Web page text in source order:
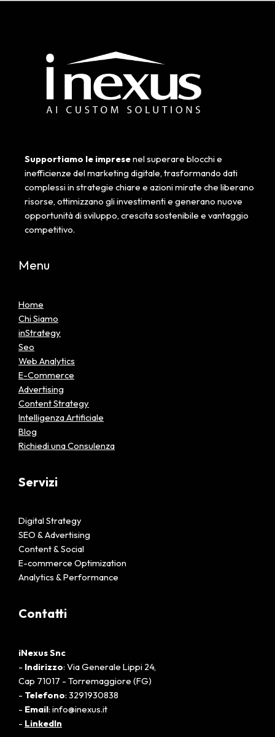
Supportiamo le impresenel superare blocchi e
inefficienze del marketing digitale, trasformando dati
complessi in strategie chiare e azioni mirate che liberano
risorse, ottimizzano gli investimenti e generano nuove
opportunità di sviluppo, crescita sostenibile e vantaggio
competitivo.
Menu
Home
Chi Siamo
inStrategy
Seo
Web Analytics
E-Commerce
Advertising
Content Strategy
Intelligenza Artificiale
Blog
Richiedi una Consulenza
Servizi
Digital Strategy
SEO & Advertising
Content & Social
E-commerce Optimization
Analytics & Performance
Contatti
iNexus Snc
- Indirizzo: Via Generale Lippi 24,
Cap 71017 - Torremaggiore (FG)
- Telefono: 3291930838
- Email: info@inexus.it
- LinkedIn